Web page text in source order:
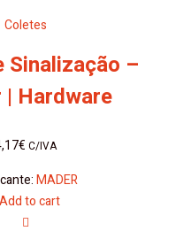
Coletes
Sinalização –
| Hardware
€ C/IVA
MADER
Add to cart